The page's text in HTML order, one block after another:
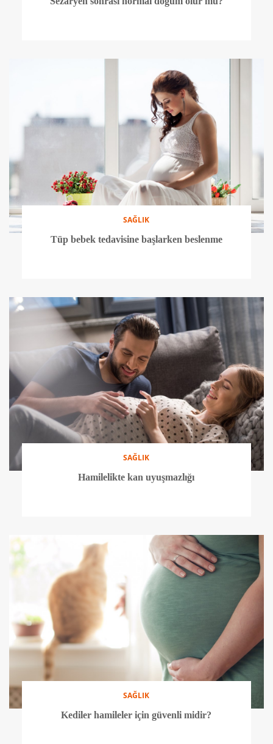
SAĞLIK
Tüp bebek tedavisine başlarken beslenme
SAĞLIK
Hamilelikte kan uyuşmazlığı
SAĞLIK
Kediler hamileler için güvenli midir?